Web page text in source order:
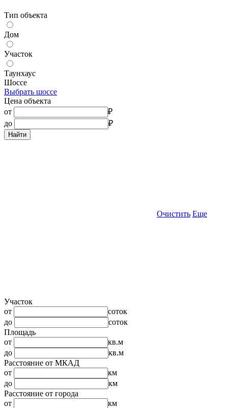
Тип объекта
Дом
Участок
Таунхаус
Шоссе
Выбрать шоссе
Цена объекта
от
₽
до
₽
Найти
Очистить Еще
Участок
от
соток
до
соток
Площадь
от
кв.м
до
кв.м
Расстояние от МКАД
от
км
до
км
Расстояние от города
от
км